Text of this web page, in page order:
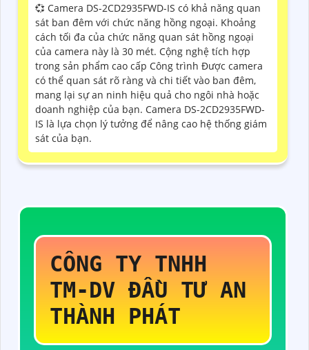
💞 Camera DS-2CD2935FWD-IS có khả năng quan
sát ban đêm với chức năng hồng ngoại. Khoảng
cách tối đa của chức năng quan sát hồng ngoại
của camera này là 30 mét. Cộng nghệ tích hợp
trong sản phẩm cao cấp Công trình Được camera
có thể quan sát rõ ràng và chi tiết vào ban đêm,
mang lại sự an ninh hiệu quả cho ngôi nhà hoặc
doanh nghiệp của bạn. Camera DS-2CD2935FWD-
IS là lựa chọn lý tưởng để nâng cao hệ thống giám
sát của bạn.
CÔNG TY TNHH
TM-DV ĐẦU TƯ AN
THÀNH PHÁT